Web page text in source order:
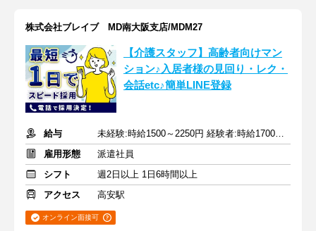
株式会社ブレイブ MD南大阪支店/MDM27
【介護スタッフ】高齢者向けマン
ション♪入居者様の見回り・レク・
会話etc♪簡単LINE登録
給与
未経験:時給1500～2250円 経験者:時給1700～2550円+交通費全額
雇用形態
派遣社員
シフト
週2日以上 1日6時間以上
アクセス
高安駅
オンライン面接可